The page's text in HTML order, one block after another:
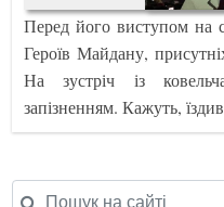
Перед його виступом на
Героїв Майдану,
На зустріч із
запізненням. Кажуть,